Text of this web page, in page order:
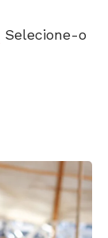
Selecione-o